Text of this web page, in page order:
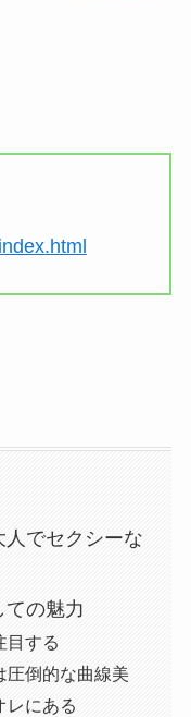
でセクシーな
の魅力
目する
圧倒的な曲線美
レにある